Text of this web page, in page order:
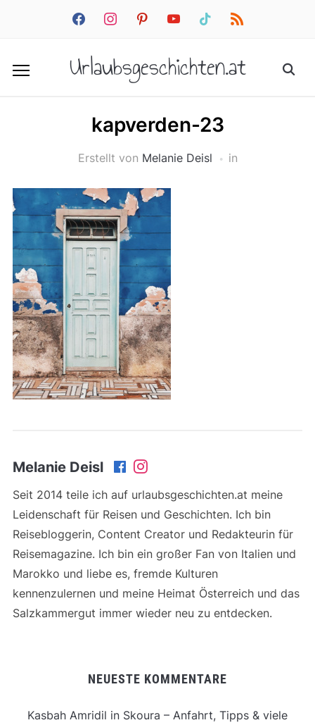
facebookinstagrampinterestyoutube tiktok rss
Urlaubsgeschichten.at
kapverden-23
Erstellt von Melanie Deisl in
Melanie Deisl
Seit 2014 teile ich auf urlaubsgeschichten.at meine
Leidenschaft für Reisen und Geschichten. Ich bin
Reisebloggerin, Content Creator und Redakteurin für
Reisemagazine. Ich bin ein großer Fan von Italien und
Marokko und liebe es, fremde Kulturen
kennenzulernen und meine Heimat Österreich und das
Salzkammergut immer wieder neu zu entdecken.
NEUESTE KOMMENTARE
Kasbah Amridil in Skoura – Anfahrt, Tipps & viele